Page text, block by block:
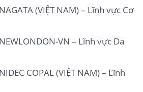
(VIỆT NAM) – Lĩnh vực Cơ
VN – Lĩnh vực Da
COPAL (VIỆT NAM) – Lĩnh